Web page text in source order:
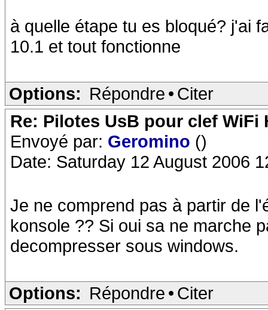
à quelle étape tu es bloqué? j'ai
10.1 et tout fonctionne
Options: Répondre • Citer
Re: Pilotes UsB pour clef WiFi
Envoyé par: Geromino ()
Date: Saturday 12 August 2006
Je ne comprend pas à partir de
konsole ?? Si oui sa ne marche
decompresser sous windows.
Options: Répondre • Citer